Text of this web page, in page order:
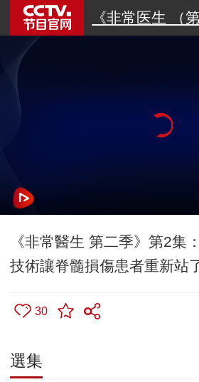
《非常医生 （
《非常醫生 第二季》第2集
技術讓脊髓損傷患者重新站
30
選集